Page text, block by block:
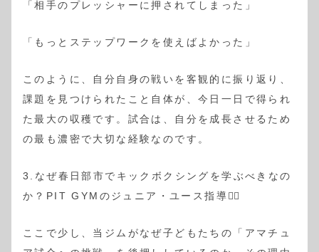
「相手のプレッシャーに押されてしまった」
「もっとステップワークを使えばよかった」
このように、自分自身の戦いを客観的に振り返り、
課題を見つけられたこと自体が、今日一日で得られ
た最大の収穫です。試合は、自分を成長させるため
の最も濃密で大切な経験なのです。
3.なぜ春日部市でキックボクシングを学ぶべきなの
か？PIT GYMのジュニア・ユース指導🏃‍♀️
ここで少し、当ジムがなぜ子どもたちの「アマチュ